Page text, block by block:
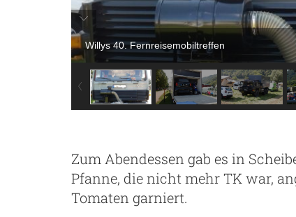
Willys 40. Fernreisemobiltreffen
Zum Abendessen gab es in
Pfanne, die nicht mehr TK war,
Tomaten garniert.